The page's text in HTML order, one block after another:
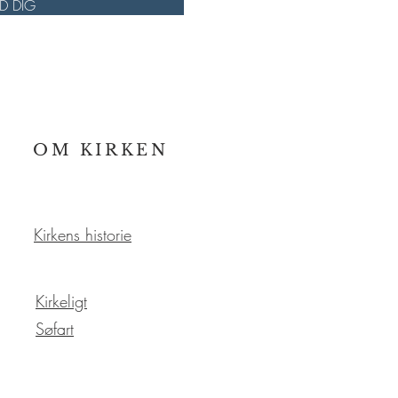
DIG
OM KIRKEN
Kirkens historie
Kirkeligt
Søfart